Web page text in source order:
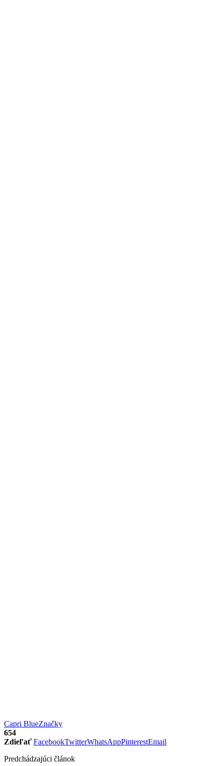
Capri BlueZnačky
654
Zdieľať FacebookTwitterWhatsAppPinterestEmail
Predchádzajúci článok